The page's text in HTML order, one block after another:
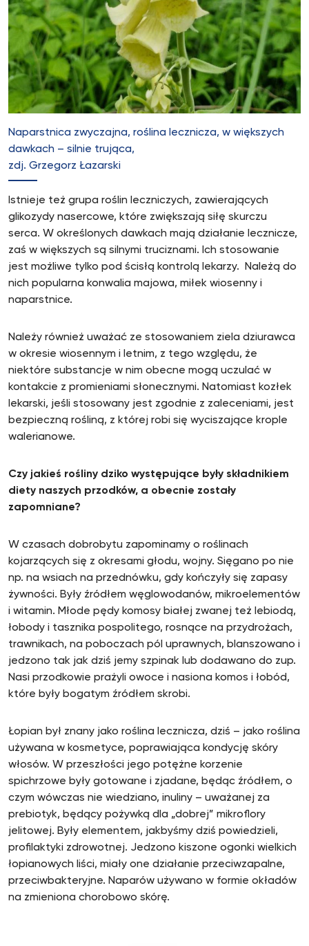
Naparstnica zwyczajna, roślina lecznicza, w większych
dawkach – silnie trująca,
zdj. Grzegorz Łazarski
Istnieje też grupa roślin leczniczych, zawierających
glikozydy nasercowe, które zwiększają siłę skurczu
serca. W określonych dawkach mają działanie lecznicze,
zaś w większych są silnymi truciznami. Ich stosowanie
jest możliwe tylko pod ścisłą kontrolą lekarzy. Należą do
nich popularna konwalia majowa, miłek wiosenny i
naparstnice.
Należy również uważać ze stosowaniem ziela dziurawca
w okresie wiosennym i letnim, z tego względu, że
niektóre substancje w nim obecne mogą uczulać w
kontakcie z promieniami słonecznymi. Natomiast kozłek
lekarski, jeśli stosowany jest zgodnie z zaleceniami, jest
bezpieczną rośliną, z której robi się wyciszające krople
walerianowe.
Czy jakieś rośliny dziko występujące były składnikiem
diety naszych przodków, a obecnie zostały
zapomniane?
W czasach dobrobytu zapominamy o roślinach
kojarzących się z okresami głodu, wojny. Sięgano po nie
np. na wsiach na przednówku, gdy kończyły się zapasy
żywności. Były źródłem węglowodanów, mikroelementów
i witamin. Młode pędy komosy białej zwanej też lebiodą,
łobody i tasznika pospolitego, rosnące na przydrożach,
trawnikach, na poboczach pól uprawnych, blanszowano i
jedzono tak jak dziś jemy szpinak lub dodawano do zup.
Nasi przodkowie prażyli owoce i nasiona komos i łobód,
które były bogatym źródłem skrobi.
Łopian był znany jako roślina lecznicza, dziś – jako roślina
używana w kosmetyce, poprawiająca kondycję skóry
włosów. W przeszłości jego potężne korzenie
spichrzowe były gotowane i zjadane, będąc źródłem, o
czym wówczas nie wiedziano, inuliny – uważanej za
prebiotyk, będący pożywką dla „dobrej” mikroflory
jelitowej. Były elementem, jakbyśmy dziś powiedzieli,
profilaktyki zdrowotnej. Jedzono kiszone ogonki wielkich
łopianowych liści, miały one działanie przeciwzapalne,
przeciwbakteryjne. Naparów używano w formie okładów
na zmieniona chorobowo skórę.